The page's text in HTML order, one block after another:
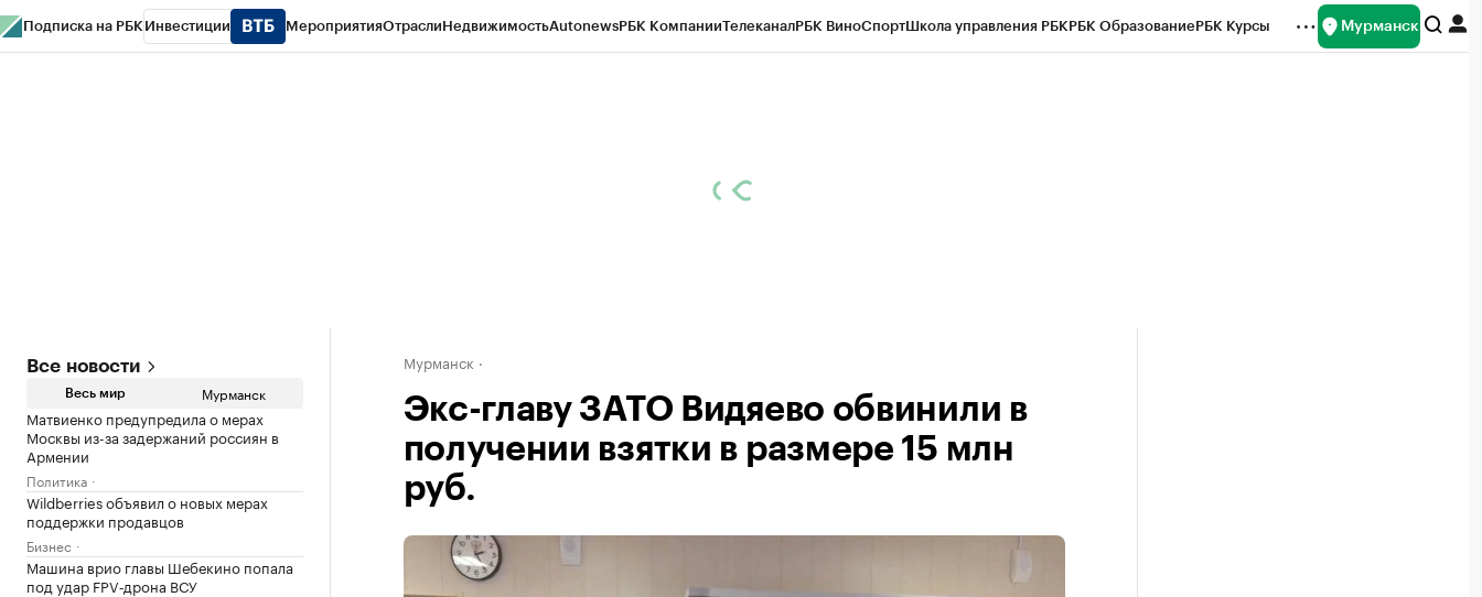
Подписка на РБК Инвестиции МероприятияОтраслиНедвижимостьAutonewsРБК КомпанииТелеканалРБК ВиноСпортШкола управления РБКРБК ОбразованиеРБК Курсы Мурманск
Все новости
Весь мир Мурманск
Матвиенко предупредила о мерах
Москвы из-за задержаний россиян в
Армении
Политика
Wildberries объявил о новых мерах
поддержки продавцов
Бизнес
Машина врио главы Шебекино попала
под удар FPV‑дрона ВСУ
Мурманск
Экс-главу ЗАТО Видяево обвинили в
получении взятки в размере 15 млн
руб.